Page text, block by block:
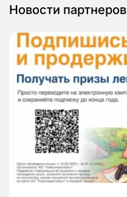
Новости партнеров